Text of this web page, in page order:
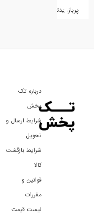
کفش
سفر
تفریح
پربازدیدترین
درباره تک
پخش
شرایط ارسال و
تحویل
شرایط بازگشت
کالا
قوانین و
مقررات
لیست قیمت